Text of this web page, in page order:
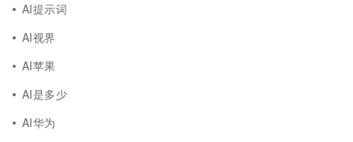
AI提示词
AI视界
AI苹果
AI是多少
AI华为